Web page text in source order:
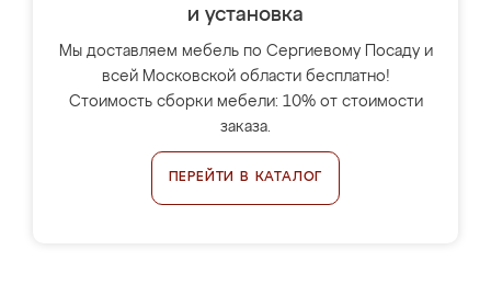
и установка
Мы доставляем мебель по Сергиевому Посаду и
всей Московской области бесплатно!
Стоимость сборки мебели: 10% от стоимости
заказа.
ПЕРЕЙТИ В КАТАЛОГ